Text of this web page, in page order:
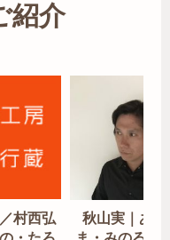
紹介
村西弘
秋山実｜あき